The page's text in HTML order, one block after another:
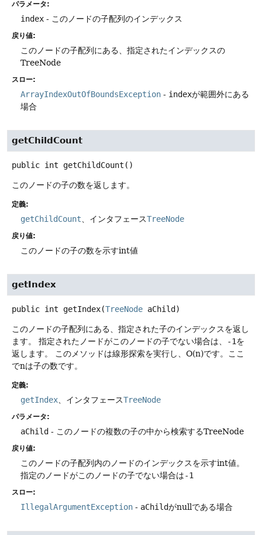
パラメータ:
index - このノードの子配列のインデックス
戻り値:
このノードの子配列にある、指定されたインデックスの
TreeNode
スロー:
ArrayIndexOutOfBoundsException - indexが範囲外にある
場合
getChildCount
public int getChildCount ()
このノードの子の数を返します。
定義:
getChildCount 、インタフェースTreeNode
戻り値:
このノードの子の数を示すint値
getIndex
public int getIndex(TreeNode aChild)
このノードの子配列にある、指定された子のインデックスを返し
ます。
指定されたノードがこのノードの子でない場合は、 -1を
返します。
このメソッドは線形探索を実行し、O(n)です。ここ
でnは子の数です。
定義:
getIndex、インタフェースTreeNode
パラメータ:
aChild - このノードの複数の子の中から検索するTreeNode
戻り値:
このノードの子配列内のノードのインデックスを示すint値。
指定のノードがこのノードの子でない場合は-1
スロー:
IllegalArgumentException - aChildがnullである場合